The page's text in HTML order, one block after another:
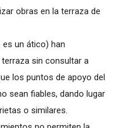
obras en la terraza de
es un ático) han
sin consultar a
los puntos de apoyo del
sean fiables, dando lugar
o similares.